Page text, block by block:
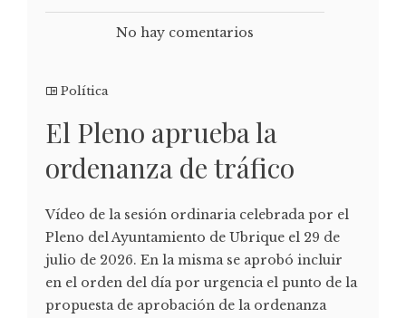
No hay comentarios
Política
El Pleno aprueba la
ordenanza de tráfico
Vídeo de la sesión ordinaria celebrada por el
Pleno del Ayuntamiento de Ubrique el 29 de
julio de 2026. En la misma se aprobó incluir
en el orden del día por urgencia el punto de la
propuesta de aprobación de la ordenanza